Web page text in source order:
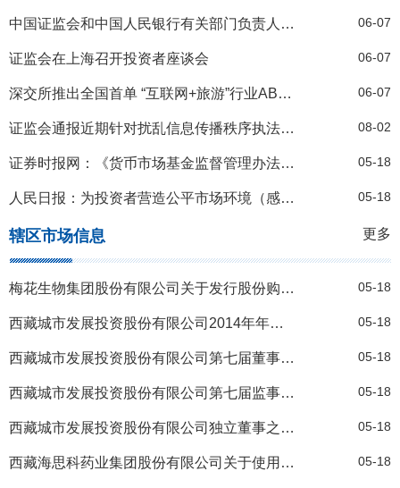
中国证监会和中国人民银行有关部门负责人就规范货币市场基金业务有关问题答记者问 06-07
证监会在上海召开投资者座谈会 06-07
深交所推出全国首单 “互联网+旅游”行业ABS产品 06-07
证监会通报近期针对扰乱信息传播秩序执法工作情况 08-02
证券时报网：《货币市场基金监督管理办法(征求意见稿)》及其配套规则公开征求意见 05-18
人民日报：为投资者营造公平市场环境（感言） 05-18
辖区市场信息 更多
梅花生物集团股份有限公司关于发行股份购买资产相关事项的后续进展公告 05-18
西藏城市发展投资股份有限公司2014年年度股东大会法律意见书 05-18
西藏城市发展投资股份有限公司第七届董事会第一次（临时）会议决议公告 05-18
西藏城市发展投资股份有限公司第七届监事会第一次会议决议公告 05-18
西藏城市发展投资股份有限公司独立董事之独立意见 05-18
西藏海思科药业集团股份有限公司关于使用自有资金投资信托产品的公告 05-18